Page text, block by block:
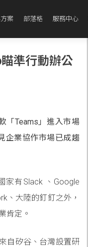
案 部落格 服務中心
準行動辦公
「Teams」進入市場
企業協作市場已成趨
家有Slack 、Google
、大陸的釘釘之外，
肯定。
自矽谷、台灣設置研